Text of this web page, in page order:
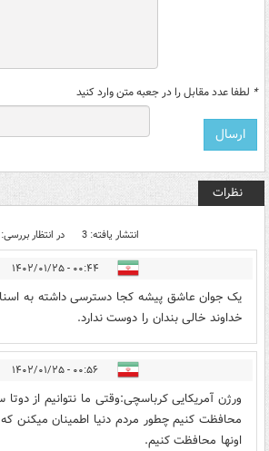
* لطفا عدد مقابل را در جعبه متن وارد کنید
نظرات
انتشار یافته: 3 در انتظار بررسی:
۰۰:۴۴ - ۱۴۰۲/۰۱/۲۵
یک جوان عاشق پیشه کجا دسترسی داشته به
خداوند خالی بندان را دوست ندارد.
۰۰:۵۶ - ۱۴۰۲/۰۱/۲۵
ورژن آمریکایی کرباسچی:وقتی ما نتوانیم از
محافظت کنیم چطور مردم دنیا اطمینان میکنن که
اونها محافظت کنیم.